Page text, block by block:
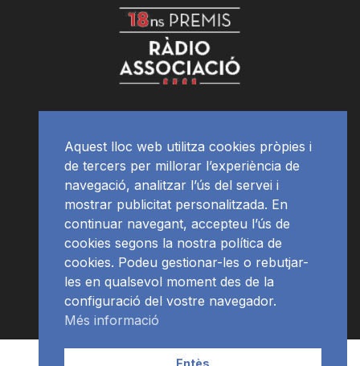
APP Programació
Aquest lloc web utilitza cookies pròpies i
de tercers per millorar l’experiència de
navegació, analitzar l’ús del servei i
mostrar publicitat personalitzada. En
continuar navegant, accepteu l’ús de
cookies segons la nostra política de
cookies. Podeu gestionar-les o rebutjar-
les en qualsevol moment des de la
configuració del vostre navegador.
Més informació